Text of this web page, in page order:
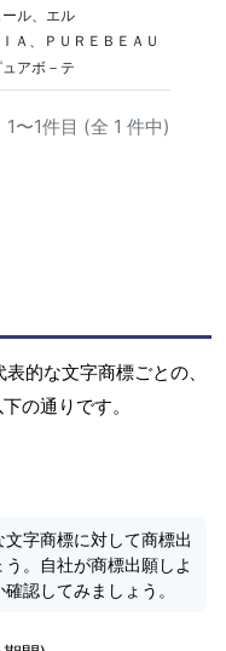
ル、エル
Ａ、ＰＵＲＥＢＥＡＵ
ュアボ－テ
1〜1件目 (全 1 件中)
的な文字商標ごとの、
の通りです。
文字商標に対して商標出
。自社が商標出願しよ
認してみましょう。